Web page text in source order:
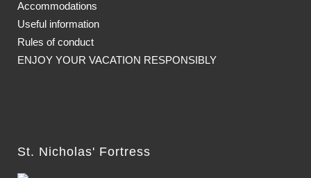
Accommodations
Useful information
Rules of conduct
ENJOY YOUR VACATION RESPONSIBLY
St. Nicholas' Fortress